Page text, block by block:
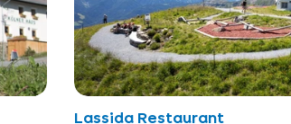
Lassida Restaurant